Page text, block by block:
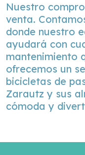
Nuestro
venta.
donde nuestro
ayudará con
mantenimiento
ofrecemos un
bicicletas de
Zarautz y sus
cómoda y